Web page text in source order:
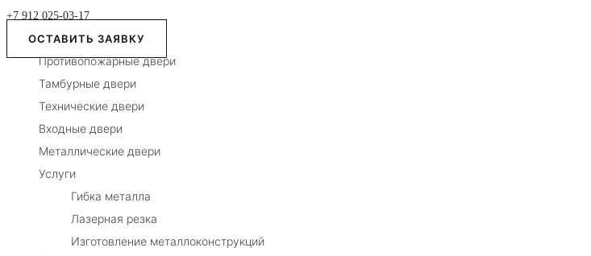
+7 912 025-03-17
ОСТАВИТЬ ЗАЯВКУ
Противопожарные двери
Тамбурные двери
Технические двери
Входные двери
Металлические двери
Услуги
Гибка металла
Лазерная резка
Изготовление металлоконструкций